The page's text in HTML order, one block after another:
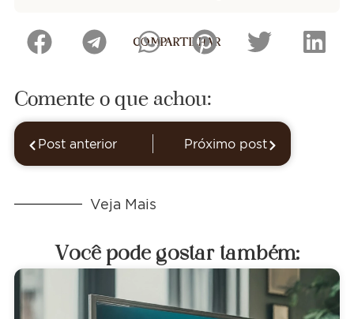
COMPARTILHAR
Comente o que achou:
Post anterior Próximo post
Veja Mais
Você pode gostar também: